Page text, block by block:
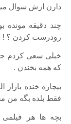
دارن ازش سوال
چند دقیقه مونده
رودرست کردن ؟ !
خیلی سعی کردم
که همه بخندن .
بیچاره خنده
فقط بلده بگه من
بچه ها هر